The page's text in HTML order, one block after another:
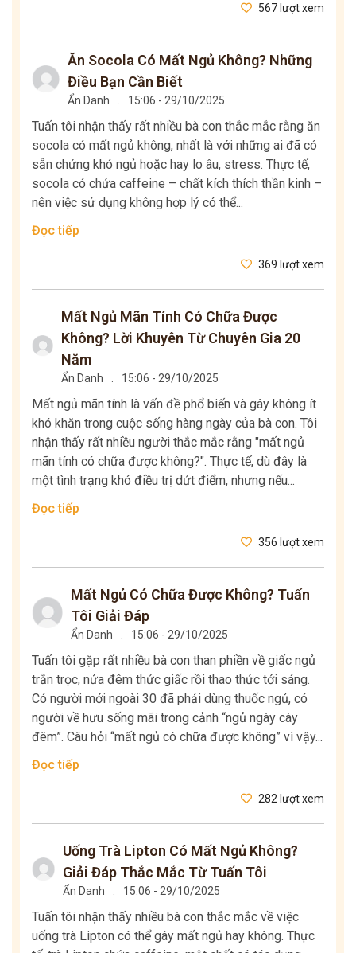
567 lượt xem
Ăn Socola Có Mất Ngủ Không? Những
Điều Bạn Cần Biết
Ẩn Danh 15:06 - 29/10/2025
Tuấn tôi nhận thấy rất nhiều bà con thắc mắc rằng ăn
socola có mất ngủ không, nhất là với những ai đã có
sẵn chứng khó ngủ hoặc hay lo âu, stress. Thực tế,
socola có chứa caffeine – chất kích thích thần kinh –
nên việc sử dụng không hợp lý có thể...
Đọc tiếp
369 lượt xem
Mất Ngủ Mãn Tính Có Chữa Được
Không? Lời Khuyên Từ Chuyên Gia 20
Năm
Ẩn Danh 15:06 - 29/10/2025
Mất ngủ mãn tính là vấn đề phổ biến và gây không ít
khó khăn trong cuộc sống hàng ngày của bà con. Tôi
nhận thấy rất nhiều người thắc mắc rằng "mất ngủ
mãn tính có chữa được không?". Thực tế, dù đây là
một tình trạng khó điều trị dứt điểm, nhưng nếu...
Đọc tiếp
356 lượt xem
Mất Ngủ Có Chữa Được Không? Tuấn
Tôi Giải Đáp
Ẩn Danh 15:06 - 29/10/2025
Tuấn tôi gặp rất nhiều bà con than phiền về giấc ngủ
trằn trọc, nửa đêm thức giấc rồi thao thức tới sáng.
Có người mới ngoài 30 đã phải dùng thuốc ngủ, có
người về hưu sống mãi trong cảnh “ngủ ngày cày
đêm”. Câu hỏi “mất ngủ có chữa được không” vì vậy...
Đọc tiếp
282 lượt xem
Uống Trà Lipton Có Mất Ngủ Không?
Giải Đáp Thắc Mắc Từ Tuấn Tôi
Ẩn Danh 15:06 - 29/10/2025
Tuấn tôi nhận thấy nhiều bà con thắc mắc về việc
uống trà Lipton có thể gây mất ngủ hay không. Thực